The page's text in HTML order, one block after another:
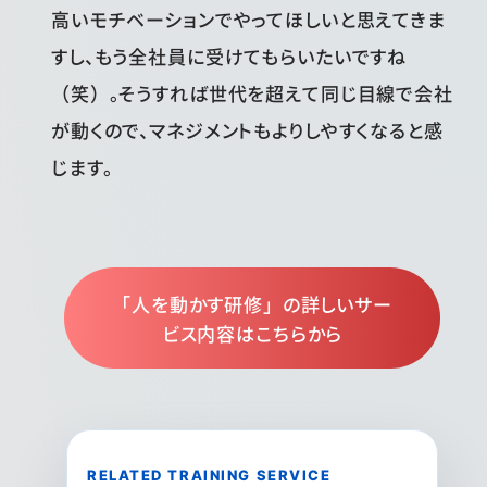
高いモチベーションでやってほしいと思えてきま
すし、もう全社員に受けてもらいたいですね
（笑）。そうすれば世代を超えて同じ目線で会社
が動くので、マネジメントもよりしやすくなると感
じます。
「人を動かす研修」の詳しいサー
ビス内容はこちらから
RELATED TRAINING SERVICE